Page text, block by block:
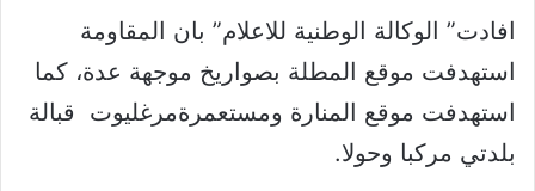
افادت” الوكالة الوطنية للاعلام” بان المقاومة
استهدفت موقع المطلة بصواريخ موجهة عدة، كما
استهدفت موقع المنارة ومستعمرةمرغليوت قبالة
بلدتي مركبا وحولا.